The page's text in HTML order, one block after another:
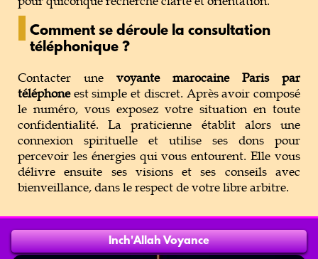
Comment se déroule la consultation
téléphonique ?
Contacter une voyante marocaine Paris par
téléphoneest simple et discret. Après avoir composé
le numéro, vous exposez votre situation en toute
confidentialité. La praticienne établit alors une
connexion spirituelle et utilise ses dons pour
percevoir les énergies qui vous entourent. Elle vous
délivre ensuite ses visions et ses conseils avec
bienveillance, dans le respect de votre libre arbitre.
Inch'Allah Voyance